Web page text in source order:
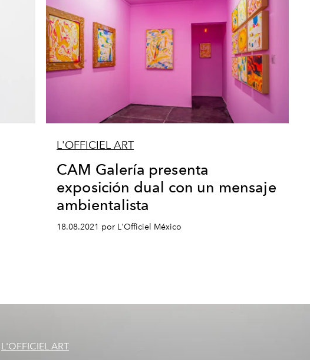
L'OFFICIEL ART
CAM Galería presenta
exposición dual con un mensaje
ambientalista
18.08.2021 por L'Officiel México
L'OFFICIEL ART